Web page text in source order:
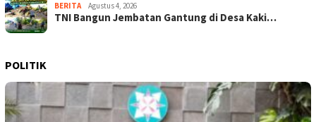
BERITA Agustus 4, 2026
TNI Bangun Jembatan Gantung di Desa Kaki…
POLITIK